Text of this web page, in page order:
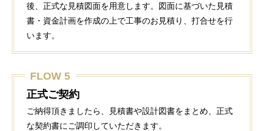
後、正式な見積図面を用意します。図面に基づいた見積
書・資金計画を作成の上で工事のお見積り、打合せを行
います。
FLOW 5
正式ご契約
ご納得頂きましたら、見積書や設計図書をまとめ、正式
な契約書にご調印していただきます。